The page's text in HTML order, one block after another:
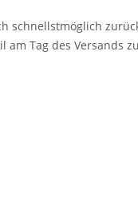
schnellstmöglich
Tag des Versands